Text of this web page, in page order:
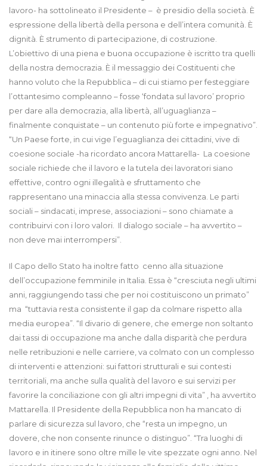
lavoro- ha sottolineato il Presidente – è presidio della società. È
espressione della libertà della persona e dell’intera comunità. È
dignità. È strumento di partecipazione, di costruzione.
L’obiettivo di una piena e buona occupazione è iscritto tra quelli
della nostra democrazia. È il messaggio dei Costituenti che
hanno voluto che la Repubblica – di cui stiamo per festeggiare
l’ottantesimo compleanno – fosse ‘fondata sul lavoro’ proprio
per dare alla democrazia, alla libertà, all’uguaglianza –
finalmente conquistate – un contenuto più forte e impegnativo”.
“Un Paese forte, in cui vige l’eguaglianza dei cittadini, vive di
coesione sociale -ha ricordato ancora Mattarella- La coesione
sociale richiede che il lavoro e la tutela dei lavoratori siano
effettive, contro ogni illegalità e sfruttamento che
rappresentano una minaccia alla stessa convivenza. Le parti
sociali – sindacati, imprese, associazioni – sono chiamate a
contribuirvi con i loro valori. Il dialogo sociale – ha avvertito –
non deve mai interrompersi”.
Il Capo dello Stato ha inoltre fatto cenno alla situazione
dell’occupazione femminile in Italia. Essa è “cresciuta negli ultimi
anni, raggiungendo tassi che per noi costituiscono un primato”
ma “tuttavia resta consistente il gap da colmare rispetto alla
media europea”. “Il divario di genere, che emerge non soltanto
dai tassi di occupazione ma anche dalla disparità che perdura
nelle retribuzioni e nelle carriere, va colmato con un complesso
di interventi e attenzioni: sui fattori strutturali e sui contesti
territoriali, ma anche sulla qualità del lavoro e sui servizi per
favorire la conciliazione con gli altri impegni di vita” , ha avvertito
Mattarella. Il Presidente della Repubblica non ha mancato di
parlare di sicurezza sul lavoro, che “resta un impegno, un
dovere, che non consente rinunce o distinguo”. “Tra luoghi di
lavoro e in itinere sono oltre mille le vite spezzate ogni anno. Nel